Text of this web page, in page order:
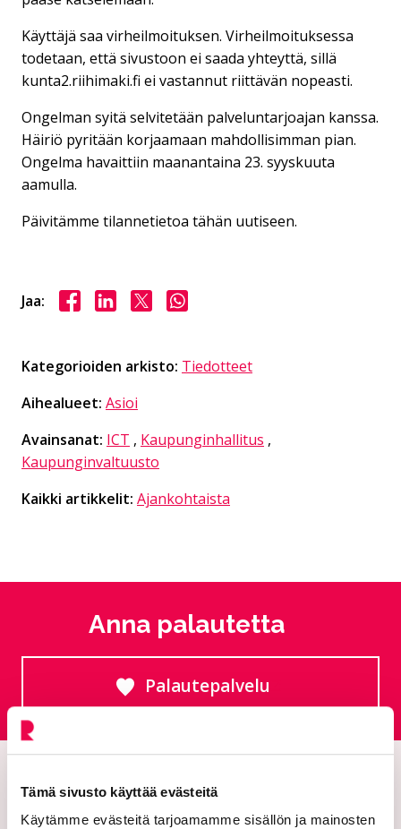
Tämä sivusto käyttää evästeitä
Käytämme evästeitä tarjoamamme sisällön ja mainosten
Käyttäjä saa virheilmoituksen. Virheilmoituksessa
todetaan, että sivustoon ei saada yhteyttä, sillä
kunta2.riihimaki.fi ei vastannut riittävän nopeasti.
Ongelman syitä selvitetään palveluntarjoajan kanssa.
Häiriö pyritään korjaamaan mahdollisimman pian.
Ongelma havaittiin maanantaina 23. syyskuuta
aamulla.
Päivitämme tilannetietoa tähän uutiseen.
Jaa: Jaa Facebookissa
Jaa LinkedInissä
Jaa X:ssäJaa WhasAppissa
Kategorioiden arkisto: Tiedotteet
Aihealueet: Asioi
Avainsanat: ICT , Kaupunginhallitus ,
Kaupunginvaltuusto
Kaikki artikkelit: Ajankohtaista
Anna palautetta
Palautepalvelu
Siirtyy ulkoiselle